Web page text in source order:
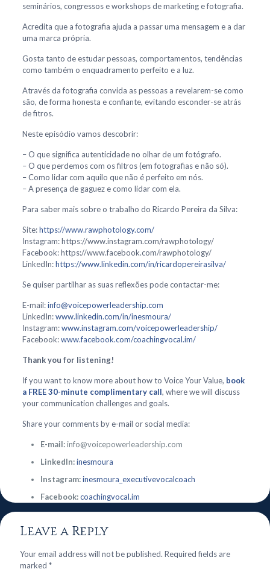
seminários, congressos e workshops de marketing e fotografia.
Acredita que a fotografia ajuda a passar uma mensagem e a dar
uma marca própria.
Gosta tanto de estudar pessoas, comportamentos, tendências
como também o enquadramento perfeito e a luz.
Através da fotografia convida as pessoas a revelarem-se como
são, de forma honesta e confiante, evitando esconder-se atrás
de fitros.
Neste episódio vamos descobrir:
– O que significa autenticidade no olhar de um fotógrafo.
– O que perdemos com os filtros (em fotografias e não só).
– Como lidar com aquilo que não é perfeito em nós.
– A presença de gaguez e como lidar com ela.
Para saber mais sobre o trabalho do Ricardo Pereira da Silva:
Site:https://www.rawphotology.com/
Instagram: https://www.instagram.com/rawphotology/
Facebook: https://www.facebook.com/rawphotology/
LinkedIn:https://www.linkedin.com/in/ricardopereirasilva/
Se quiser partilhar as suas reflexões pode contactar-me:
E-mail:info@voicepowerleadership.com
LinkedIn:www.linkedin.com/in/inesmoura/
Instagram:www.instagram.com/voicepowerleadership/
Facebook:www.facebook.com/coachingvocal.im/
Thank you for listening!
If you want to know more about how to Voice Your Value, book
a FREE 30-minute complimentary call, where we will discuss
your communication challenges and goals.
Share your comments by e-mail or social media:
E-mail:info@voicepowerleadership.com
LinkedIn:inesmoura
Instagram:inesmoura_executivevocalcoach
Facebook:coachingvocal.im
Leave a Reply
Your email address will not be published. Required fields are
marked *